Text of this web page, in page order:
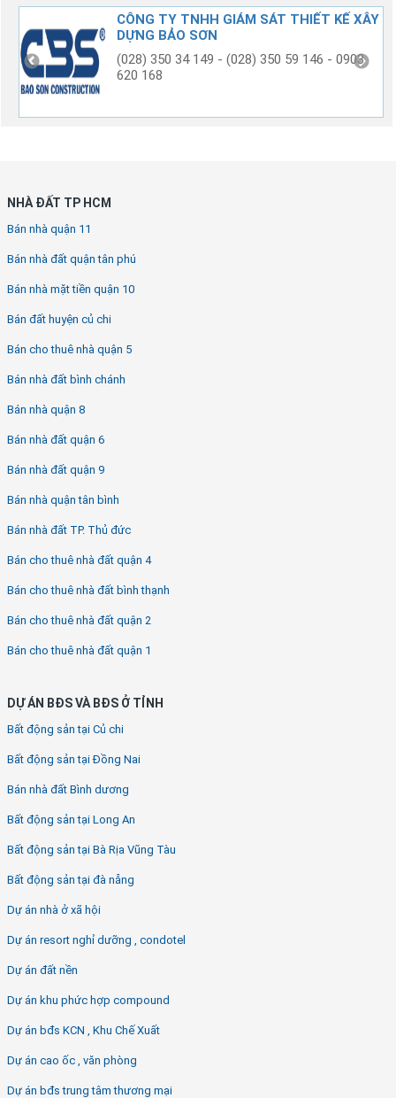
CÔNG TY TNHH GIÁM SÁT THIẾT KẾ XÂY
DỰNG BẢO SƠN
(028) 350 34 149 - (028) 350 59 146 - 0903
620 168
NHÀ ĐẤT TP HCM
Bán nhà quận 11
Bán nhà đất quận tân phú
Bán nhà mặt tiền quận 10
Bán đất huyện củ chi
Bán cho thuê nhà quận 5
Bán nhà đất bình chánh
Bán nhà quận 8
Bán nhà đất quận 6
Bán nhà đất quận 9
Bán nhà quận tân bình
Bán nhà đất TP. Thủ đức
Bán cho thuê nhà đất quận 4
Bán cho thuê nhà đất bình thạnh
Bán cho thuê nhà đất quận 2
Bán cho thuê nhà đất quận 1
DỰ ÁN BĐS VÀ BĐS Ở TỈNH
Bất động sản tại Củ chi
Bất động sản tại Đồng Nai
Bán nhà đất Bình dương
Bất động sản tại Long An
Bất động sản tại Bà Rịa Vũng Tàu
Bất động sản tại đà nẵng
Dự án nhà ở xã hội
Dự án resort nghỉ dưỡng , condotel
Dự án đất nền
Dự án khu phức hợp compound
Dự án bđs KCN , Khu Chế Xuất
Dự án cao ốc , văn phòng
Dự án bđs trung tâm thương mại